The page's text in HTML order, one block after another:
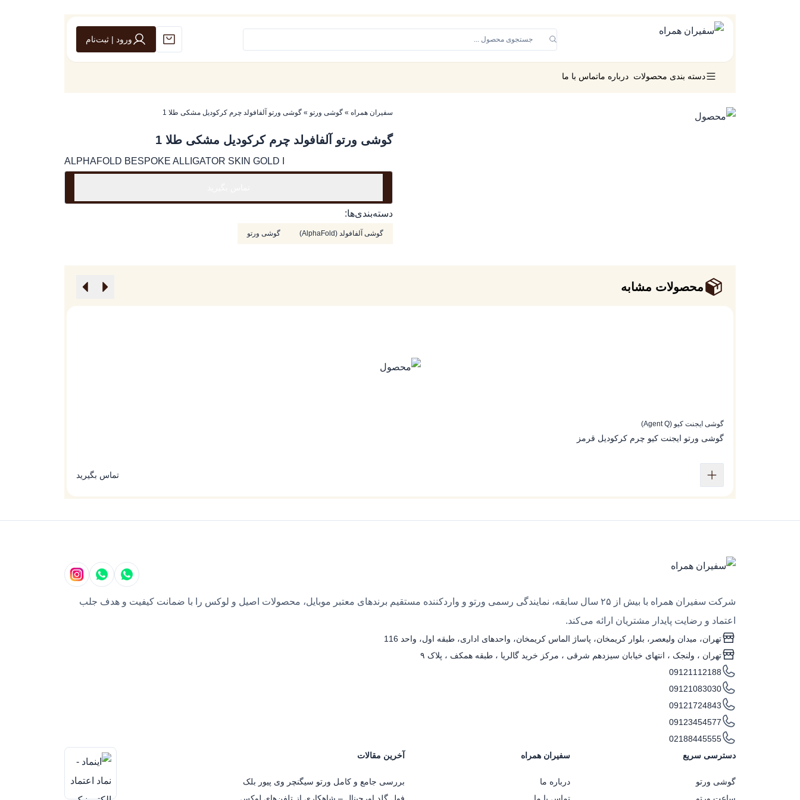
ورود | ثبت‌نام
دسته بندی محصولات درباره ماتماس با ما
سفیران همراه » گوشی ورتو » گوشی ورتو آلفافولد چرم کرکودیل مشکی طلا 1
گوشی ورتو آلفافولد چرم کرکودیل مشکی طلا 1
ALPHAFOLD BESPOKE ALLIGATOR SKIN GOLD I
دسته‌بندی‌ها:
گوشی آلفافولد (AlphaFold) گوشی ورتو
محصولات مشابه
گوشی ایجنت کیو (Agent Q)
گوشی ورتو ایجنت کیو ‌چرم کرکودیل قرمز
تماس بگیرید
شرکت سفیران همراه با بیش از ۲۵ سال سابقه، نمایندگی رسمی ورتو و واردکننده مستقیم برندهای معتبر موبایل، محصولات اصیل و لوکس را با ضمانت کیفیت و هدف جلب
اعتماد و رضایت پایدار مشتریان ارائه می‌کند.
تهران، میدان ولیعصر، بلوار کریمخان، پاساژ الماس کریمخان، واحدهای اداری، طبقه اول، واحد 116
تهران ، ولنجک‌ ، انتهای خیابان سیزدهم شرقی ، مرکز خرید گالریا ، طبقه همکف ، پلاک ۹
09121112188
09121083030
09121724843
09123454577
02188445555
دسترسی سریع
گوشی ورتو
سفیران همراه
درباره ما
آخرین مقالات
بررسی جامع و کامل ورتو سیگنچر وی پیور بلک